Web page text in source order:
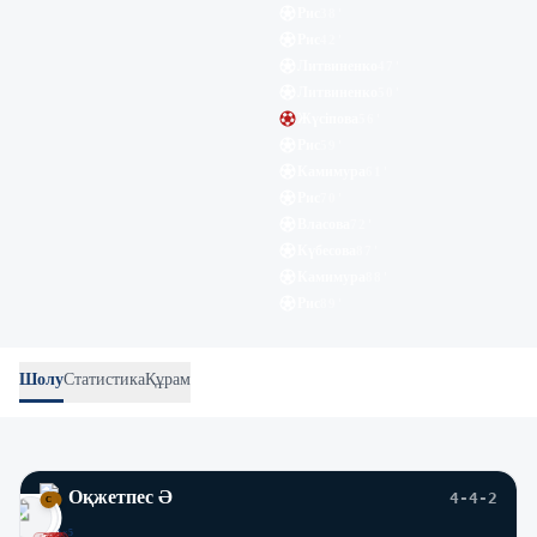
ШолуСтатистикаҚұрам
Оқжетпес Ә 4-4-2
CC
×4
A×5
×5A